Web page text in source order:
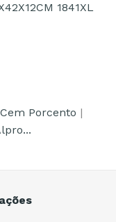
1841XL
Cem Porcento |